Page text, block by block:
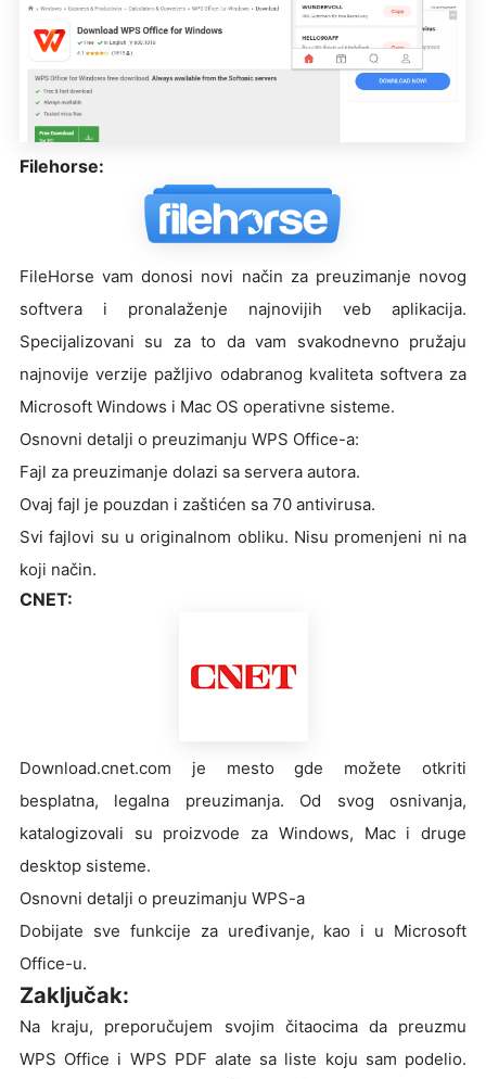
Filehorse:
FileHorse vam donosi novi način za preuzimanje novog
softvera i pronalaženje najnovijih veb aplikacija.
Specijalizovani su za to da vam svakodnevno pružaju
najnovije verzije pažljivo odabranog kvaliteta softvera za
Microsoft Windows i Mac OS operativne sisteme.
Osnovni detalji o preuzimanju WPS Office-a:
Fajl za preuzimanje dolazi sa servera autora.
Ovaj fajl je pouzdan i zaštićen sa 70 antivirusa.
Svi fajlovi su u originalnom obliku. Nisu promenjeni ni na
koji način.
CNET:
Download.cnet.com je mesto gde možete otkriti
besplatna, legalna preuzimanja. Od svog osnivanja,
katalogizovali su proizvode za Windows, Mac i druge
desktop sisteme.
Osnovni detalji o preuzimanju WPS-a
Dobijate sve funkcije za uređivanje, kao i u Microsoft
Office-u.
Zaključak:
Na kraju, preporučujem svojim čitaocima da preuzmu
WPS Office i WPS PDF alate sa liste koju sam podelio.